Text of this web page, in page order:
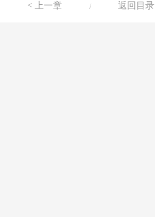
< 上一章 / 返回目录